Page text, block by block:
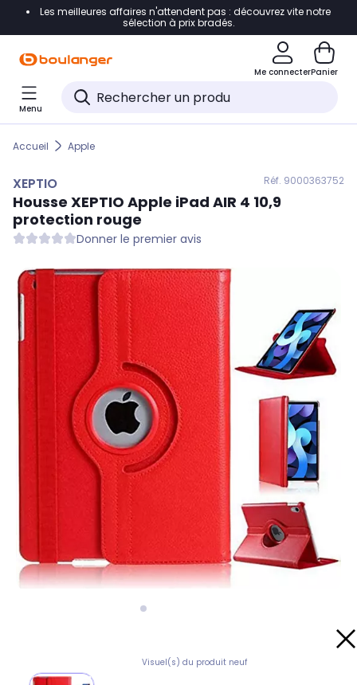
Accéder directement à la navigation
Accéder directement au pied de page
Accéder directement au chatbot
Les meilleures affaires n'attendent pas : découvrez vite notre
sélection à prix bradés.
Me connecterPanier
Menu
Accueil Apple
XEPTIO Réf. 9000363752
Housse XEPTIO Apple iPad AIR 4 10,9
protection rouge
Donner le premier avis
Visuel(s) du produit neuf